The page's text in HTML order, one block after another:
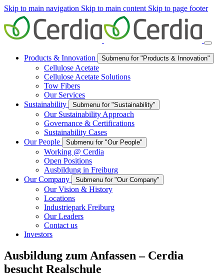
Skip to main navigation Skip to main content Skip to page footer
Products & Innovation Submenu for "Products & Innovation"
Cellulose Acetate
Cellulose Acetate Solutions
Tow Fibers
Our Services
Sustainability
Submenu for "Sustainability"
Our Sustainability Approach
Governance & Certifications
Sustainability Cases
Our People
Submenu for "Our People"
Working @ Cerdia
Open Positions
Ausbildung in Freiburg
Our Company
Submenu for "Our Company"
Our Vision & History
Locations
Industriepark Freiburg
Our Leaders
Contact us
Investors
Ausbildung zum Anfassen – Cerdia
besucht Realschule